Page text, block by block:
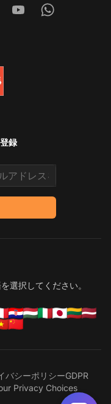
YoutubeWhatsapp
録
選択してください。
バシーポリシーGDPR
Privacy Choices